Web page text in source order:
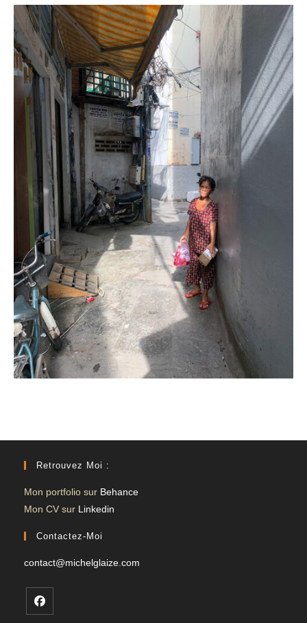
Retrouvez Moi :
Mon portfolio sur Behance
Mon CV sur Linkedin
Contactez-Moi
contact@michelglaize.com